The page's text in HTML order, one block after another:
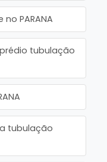
PARANA
tubulação
tubulação